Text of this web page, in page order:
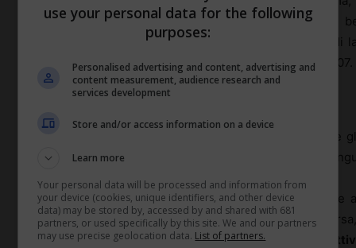
aziende ed intermediari l’avvenuta ammissione
illustrano, quindi, le modalità operative che i datori di
fruizione del beneficio contributivo ex lege n. 247/2007.
Con riguardo all’entità dello sgravio, si premette
costituiscono la misura massima dell’agevolazione
Ove – infatti – le aziende, per motivazioni connesse
secondo livello ovvero per cause varie di natura
conguaglio dovrà limitarsi alla quota di beneficio
use your personal data for the following
purposes:
Personalised advertising and content, advertising and
content measurement, audience research and
services development
Store and/or access information on a device
Learn more
Your personal data will be processed and information from
your device (cookies, unique identifiers, and other device
data) may be stored by, accessed by and shared with 681
partners, or used specifically by this site. We and our partners
may use precise geolocation data. List of partners.